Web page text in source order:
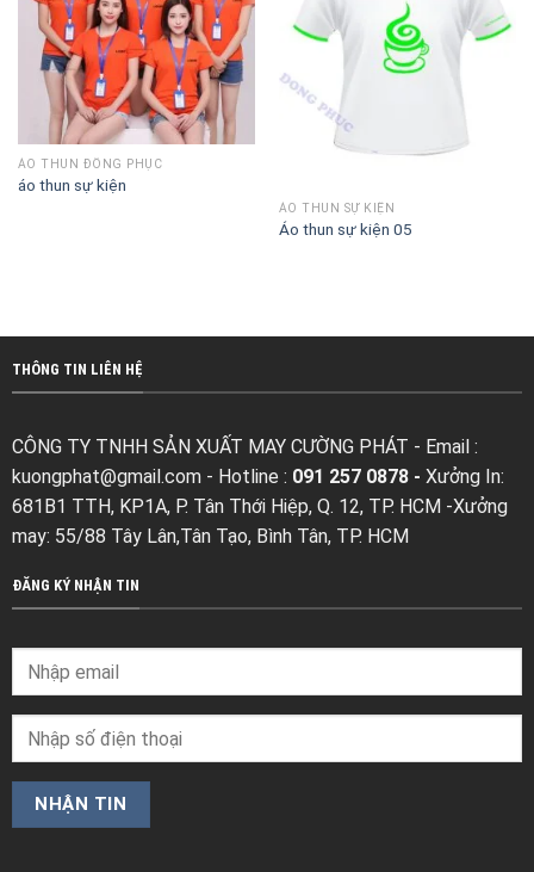
ÁO THUN ĐỒNG PHỤC
áo thun sự kiện
ÁO THUN SỰ KIỆN
Áo thun sự kiện 05
THÔNG TIN LIÊN HỆ
CÔNG TY TNHH SẢN XUẤT MAY CƯỜNG PHÁT - Email :
kuongphat@gmail.com- Hotline : 091 257 0878 - Xưởng In:
681B1 TTH, KP1A, P. Tân Thới Hiệp, Q. 12, TP. HCM -Xưởng
may: 55/88 Tây Lân,Tân Tạo, Bình Tân, TP. HCM
ĐĂNG KÝ NHẬN TIN